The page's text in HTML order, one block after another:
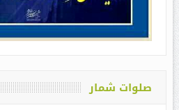
صلوات شمار